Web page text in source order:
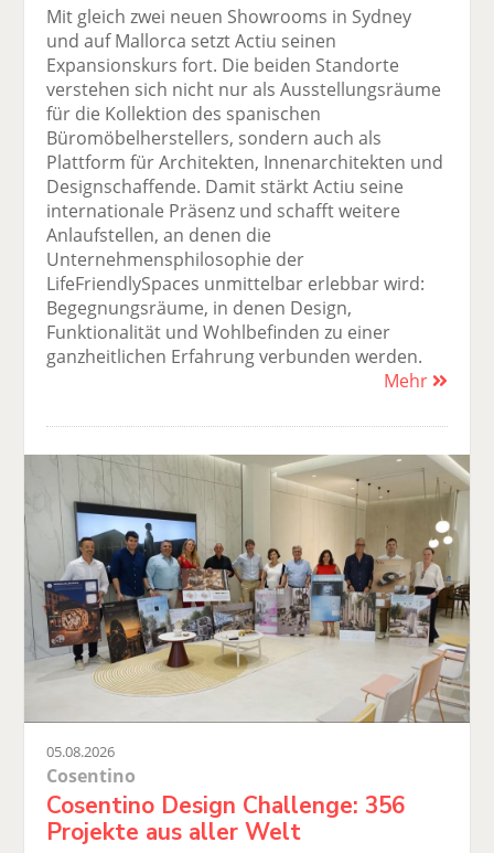
Mit gleich zwei neuen Showrooms in Sydney
und auf Mallorca setzt Actiu seinen
Expansionskurs fort. Die beiden Standorte
verstehen sich nicht nur als Ausstellungsräume
für die Kollektion des spanischen
Büromöbelherstellers, sondern auch als
Plattform für Architekten, Innenarchitekten und
Designschaffende. Damit stärkt Actiu seine
internationale Präsenz und schafft weitere
Anlaufstellen, an denen die
Unternehmensphilosophie der
LifeFriendlySpaces unmittelbar erlebbar wird:
Begegnungsräume, in denen Design,
Funktionalität und Wohlbefinden zu einer
ganzheitlichen Erfahrung verbunden werden.
Mehr
05.08.2026
Cosentino
Cosentino Design Challenge: 356
Projekte aus aller Welt